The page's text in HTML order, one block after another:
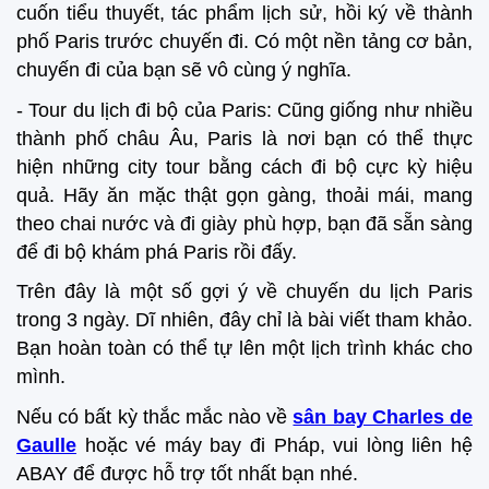
cuốn tiểu thuyết, tác phẩm lịch sử, hồi ký về thành
phố Paris trước chuyến đi. Có một nền tảng cơ bản,
chuyến đi của bạn sẽ vô cùng ý nghĩa.
- Tour du lịch đi bộ của Paris: Cũng giống như nhiều
thành phố châu Âu, Paris là nơi bạn có thể thực
hiện những city tour bằng cách đi bộ cực kỳ hiệu
quả. Hãy ăn mặc thật gọn gàng, thoải mái, mang
theo chai nước và đi giày phù hợp, bạn đã sẵn sàng
để đi bộ khám phá Paris rồi đấy.
Trên đây là một số gợi ý về chuyến du lịch Paris
trong 3 ngày. Dĩ nhiên, đây chỉ là bài viết tham khảo.
Bạn hoàn toàn có thể tự lên một lịch trình khác cho
mình.
Nếu có bất kỳ thắc mắc nào vềsân bay Charles de
Gaulle hoặc vé máy bay đi Pháp, vui lòng liên hệ
ABAY để được hỗ trợ tốt nhất bạn nhé.